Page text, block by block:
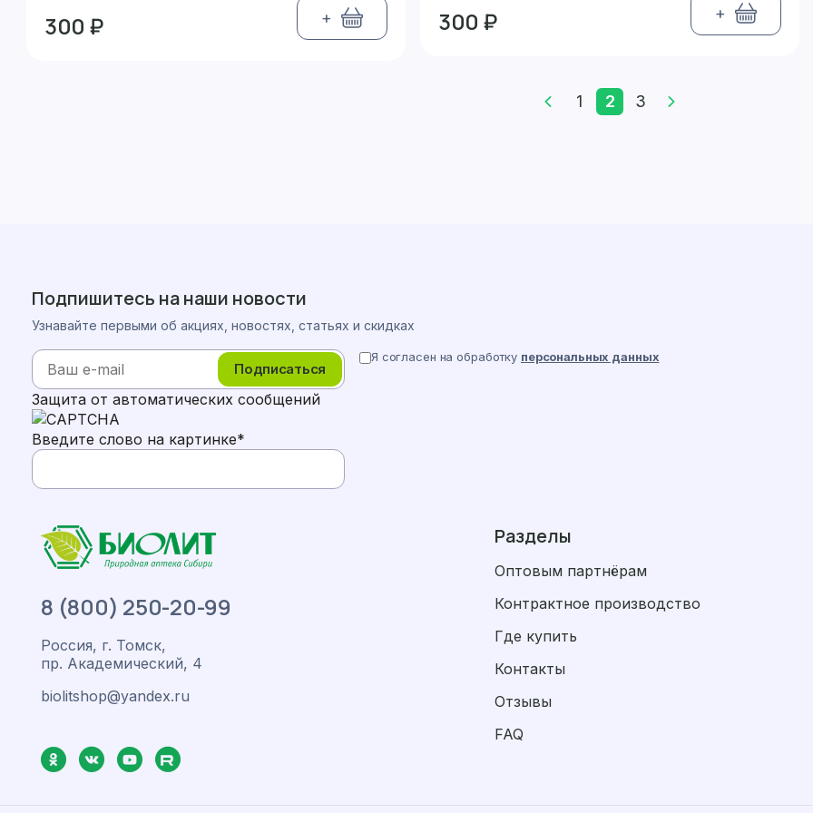
300 ₽ + 300 ₽ +
1 2 3
8 (800) 250-20-99
Россия, г. Томск,
пр. Академический, 4
biolitshop@yandex.ru
Разделы
Оптовым партнёрам
Контрактное производство
Где купить
Контакты
Отзывы
FAQ
Подпишитесь на наши новости
Узнавайте первыми об акциях, новостях, статьях и скидках
Подписаться
Я согласен на обработку персональных данных
Защита от автоматических сообщений
Введите слово на картинке*